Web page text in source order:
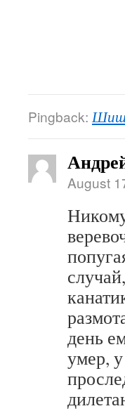
Pingback:
August
день
умер,